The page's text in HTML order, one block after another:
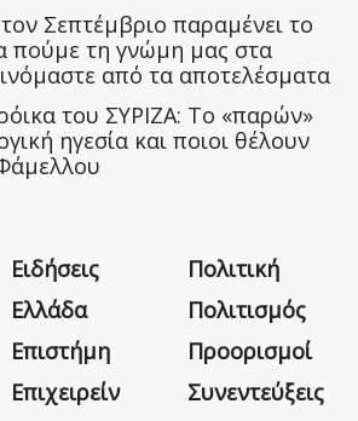
Σεπτέμβριο παραμένει το
πούμε τη γνώμη μας στα
από τα αποτελέσματα
του ΣΥΡΙΖΑ: Το «παρών»
ηγεσία και ποιοι θέλουν
Ειδήσεις
Ελλάδα
Επιστήμη
Επιχειρείν
Πολιτική
Πολιτισμός
Προορισμοί
Συνεντεύξεις